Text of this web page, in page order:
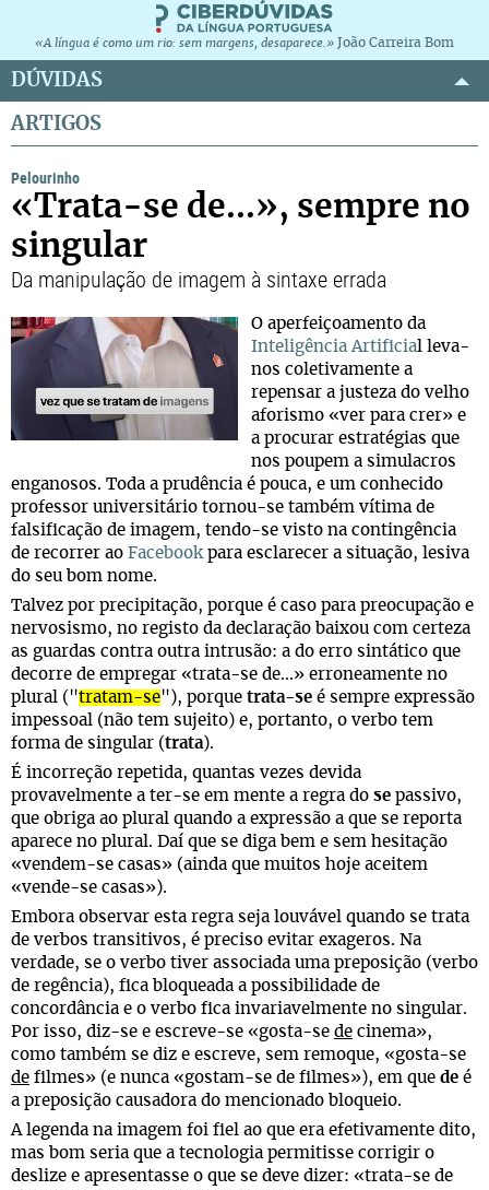
«A língua é como um rio: sem margens, desaparece.» João Carreira Bom
DÚVIDAS
ARTIGOS
Pelourinho
«Trata-se de...», sempre no
singular
Da manipulação de imagem à sintaxe errada
O aperfeiçoamento da
Inteligência Artificial leva-
nos coletivamente a
repensar a justeza do velho
aforismo «ver para crer» e
a procurar estratégias que
nos poupem a simulacros
enganosos. Toda a prudência é pouca, e um conhecido
professor universitário tornou-se também vítima de
falsificação de imagem, tendo-se visto na contingência
de recorrer ao Facebookpara esclarecer a situação, lesiva
do seu bom nome.
Talvez por precipitação, porque é caso para preocupação e
nervosismo, no registo da declaração baixou com certeza
as guardas contra outra intrusão: a do erro sintático que
decorre de empregar «trata-se de...» erroneamente no
plural ("tratam-se"), porque trata-se é sempre expressão
impessoal (não tem sujeito) e, portanto, o verbo tem
forma de singular (trata).
É incorreção repetida, quantas vezes devida
provavelmente a ter-se em mente a regra do se passivo,
que obriga ao plural quando a expressão a que se reporta
aparece no plural. Daí que se diga bem e sem hesitação
«vendem-se casas» (ainda que muitos hoje aceitem
«vende-se casas»).
Embora observar esta regra seja louvável quando se trata
de verbos transitivos, é preciso evitar exageros. Na
verdade, se o verbo tiver associada uma preposição (verbo
de regência), fica bloqueada a possibilidade de
concordância e o verbo fica invariavelmente no singular.
Por isso, diz-se e escreve-se «gosta-se de cinema»,
como também se diz e escreve, sem remoque, «gosta-se
de filmes» (e nunca «gostam-se de filmes»), em que de é
a preposição causadora do mencionado bloqueio.
A legenda na imagem foi fiel ao que era efetivamente dito,
mas bom seria que a tecnologia permitisse corrigir o
deslize e apresentasse o que se deve dizer: «trata-se de